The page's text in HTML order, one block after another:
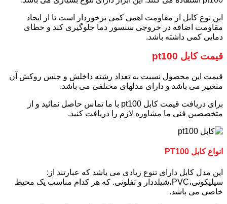
این نوع کابل از مقاومت اهمی کمی برخوردار است تا از ایجاد
مقاومت اضافه در خروجی سنسور دما جلوگیری کند و خطای
دمایی کمی داشته باشد.
قیمت کابل pt100
قیمت این محصول نسبت به تعداد رشته داخلش و جنس روکش آن
متغییر می باشد و دارای مدلهای مختلفی می باشد.
برای دریافت قیمت کابل pt100 با ما تماس حاصل نمائید و از
متخصصین فنی ما مشاوره لازم را دریافت کنید.
انواع کابل PT100
این مدل کابل دارای تنوع زیادی می باشد که عبارتند از:
سیلیکونی،PVC،شیلددار و تفلونی. که هر کدام مناسب یک محیط
خاصی می باشد.